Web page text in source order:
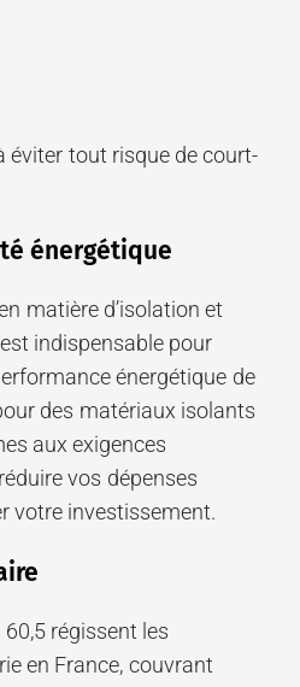
éviter tout risque de court-
énergétique
matière d’isolation et
indispensable pour
énergétique de
des matériaux isolants
aux exigences
vos dépenses
votre investissement.
régissent les
en France, couvrant